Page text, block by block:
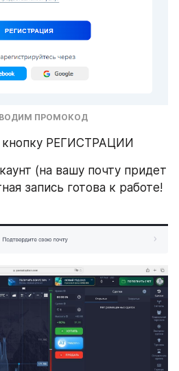
ПРОМОКОД
РЕГИСТРАЦИИ
(на вашу почту придет
запись готова к работе!